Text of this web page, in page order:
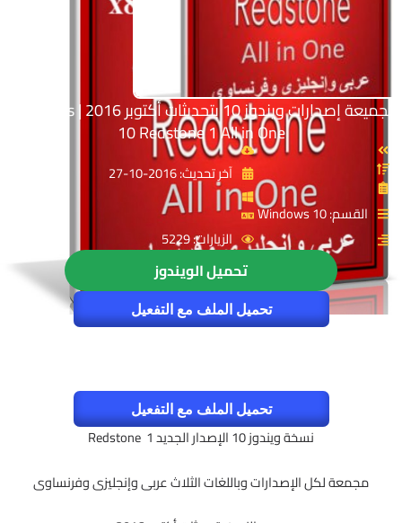
تجميعة إصدارات ويندوز 10 بتحديثات أكتوبر 2016 | Windows
10 Redstone 1 All in One
القسم: Windows 10
آخر تحديث: 2016-10-27
الزيارات: 5229
تحميل الويندوز
تحميل الملف مع التفعيل
تحميل الملف مع التفعيل
نسخة ويندوز 10 الإصدار الجديد Redstone 1
مجمعة لكل الإصدارات وباللغات الثلاث عربى وإنجليزى وفرنساوى